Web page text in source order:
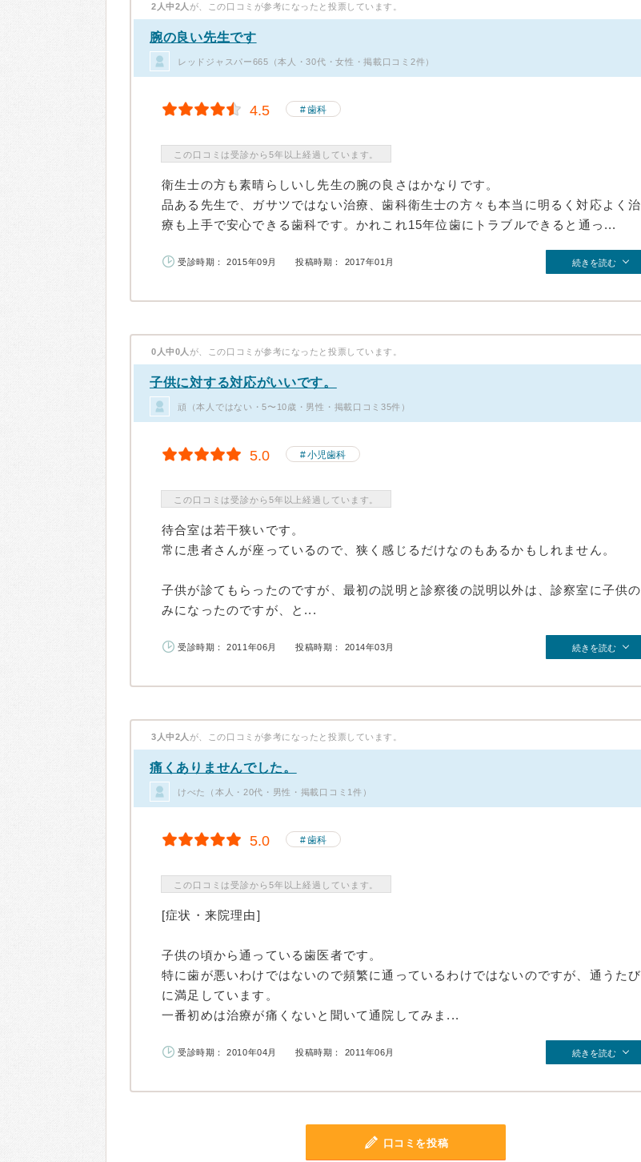
2人中2人 が、この口コミが参考になったと投票しています。
腕の良い先生です
レッドジャスパー665（本人・30代・女性・掲載口コミ2件）
4.5 歯科
この口コミは受診から5年以上経過しています。
衛生士の方も素晴らしいし先生の腕の良さはかなりです。
品ある先生で、ガサツではない治療、歯科衛生士の方々も本当に明るく対応よく治
療も上手で安心できる歯科です。かれこれ15年位歯にトラブルできると通っ...
受診時期： 2015年09月 投稿時期： 2017年01月 続きを読む
0人中0人 が、この口コミが参考になったと投票しています。
子供に対する対応がいいです。
頑（本人ではない・5〜10歳・男性・掲載口コミ35件）
5.0 小児歯科
この口コミは受診から5年以上経過しています。
待合室は若干狭いです。
常に患者さんが座っているので、狭く感じるだけなのもあるかもしれません。
子供が診てもらったのですが、最初の説明と診察後の説明以外は、診察室に子供の
みになったのですが、と...
受診時期： 2011年06月 投稿時期： 2014年03月 続きを読む
3人中2人 が、この口コミが参考になったと投票しています。
痛くありませんでした。
けべた（本人・20代・男性・掲載口コミ1件）
5.0 歯科
この口コミは受診から5年以上経過しています。
[症状・来院理由]
子供の頃から通っている歯医者です。
特に歯が悪いわけではないので頻繁に通っているわけではないのですが、通うたび
に満足しています。
一番初めは治療が痛くないと聞いて通院してみま...
受診時期： 2010年04月 投稿時期： 2011年06月 続きを読む
口コミを投稿